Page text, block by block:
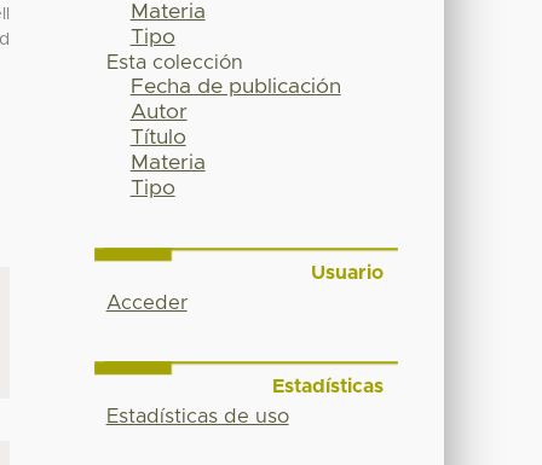
Materia
Tipo
Esta colección
Fecha de publicación
Autor
Título
Materia
Tipo
Usuario
Acceder
Estadísticas
Estadísticas de uso